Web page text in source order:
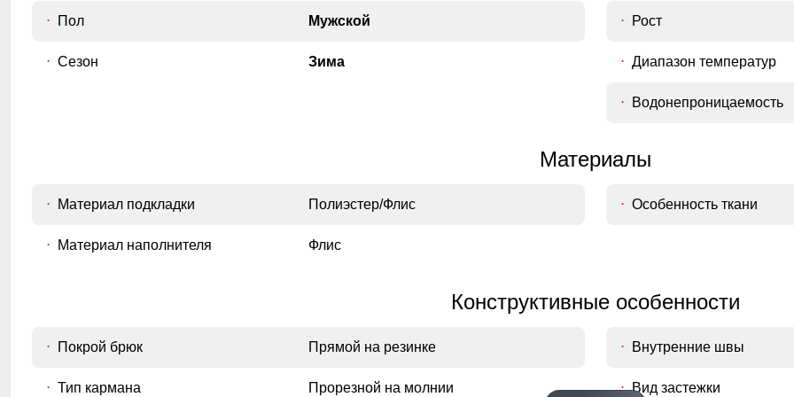
Измеряется по переднему шву, от
Пол Мужской
Сезон Зима
Рост
Диапазон температур
Водонепроницаемость
Материалы
Материал подкладки Полиэстер/Флис
Материал наполнителя Флис
Особенность ткани
Конструктивные особенности
Покрой брюк Прямой на резинке
Тип кармана Прорезной на молнии
Внутренние швы
Вид застежки